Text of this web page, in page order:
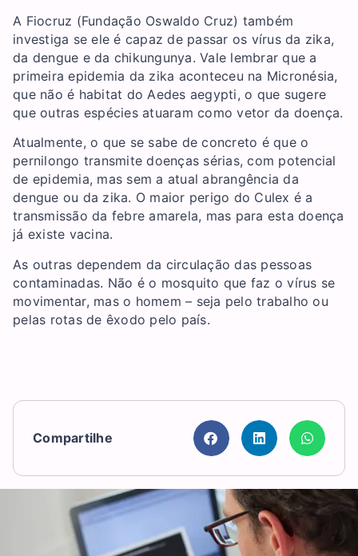
A Fiocruz (Fundação Oswaldo Cruz) também
investiga se ele é capaz de passar os vírus da zika,
da dengue e da chikungunya. Vale lembrar que a
primeira epidemia da zika aconteceu na Micronésia,
que não é habitat do Aedes aegypti, o que sugere
que outras espécies atuaram como vetor da doença.
Atualmente, o que se sabe de concreto é que o
pernilongo transmite doenças sérias, com potencial
de epidemia, mas sem a atual abrangência da
dengue ou da zika. O maior perigo do Culex é a
transmissão da febre amarela, mas para esta doença
já existe vacina.
As outras dependem da circulação das pessoas
contaminadas. Não é o mosquito que faz o vírus se
movimentar, mas o homem – seja pelo trabalho ou
pelas rotas de êxodo pelo país.
Compartilhe